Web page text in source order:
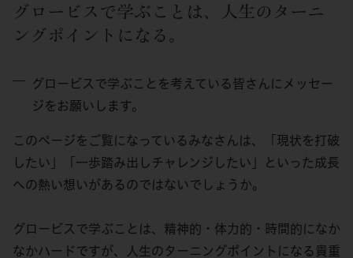
グロービスで学ぶことは、人生のターニ
ングポイントになる。
グロービスで学ぶことを考えている皆さんにメッセー
ジをお願いします。
このページをご覧になっているみなさんは、「現状を打破
したい」「一歩踏み出しチャレンジしたい」といった成長
への熱い想いがあるのではないでしょうか。
グロービスで学ぶことは、精神的・体力的・時間的になか
なかハードですが、人生のターニングポイントになる貴重